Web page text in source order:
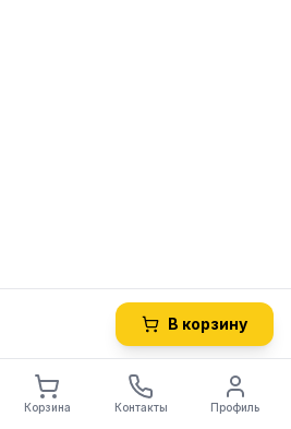
В корзину
Корзина Контакты Профиль